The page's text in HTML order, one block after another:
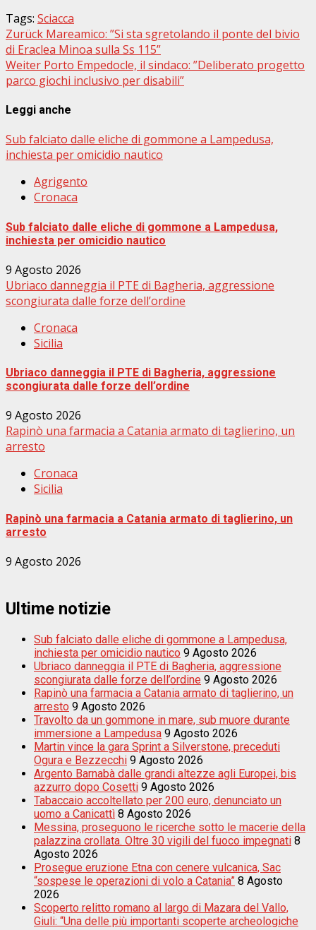
Tags: Sciacca
Beitragsnavigation
Zurück Mareamico: ”Si sta sgretolando il ponte del bivio
di Eraclea Minoa sulla Ss 115”
Weiter Porto Empedocle, il sindaco: ”Deliberato progetto
parco giochi inclusivo per disabili”
Leggi anche
Sub falciato dalle eliche di gommone a Lampedusa,
inchiesta per omicidio nautico
Agrigento
Cronaca
Sub falciato dalle eliche di gommone a Lampedusa,
inchiesta per omicidio nautico
9 Agosto 2026
Ubriaco danneggia il PTE di Bagheria, aggressione
scongiurata dalle forze dell’ordine
Cronaca
Sicilia
Ubriaco danneggia il PTE di Bagheria, aggressione
scongiurata dalle forze dell’ordine
9 Agosto 2026
Rapinò una farmacia a Catania armato di taglierino, un
arresto
Cronaca
Sicilia
Rapinò una farmacia a Catania armato di taglierino, un
arresto
9 Agosto 2026
Ultime notizie
Sub falciato dalle eliche di gommone a Lampedusa,
inchiesta per omicidio nautico 9 Agosto 2026
Ubriaco danneggia il PTE di Bagheria, aggressione
scongiurata dalle forze dell’ordine 9 Agosto 2026
Rapinò una farmacia a Catania armato di taglierino, un
arresto 9 Agosto 2026
Travolto da un gommone in mare, sub muore durante
immersione a Lampedusa 9 Agosto 2026
Martin vince la gara Sprint a Silverstone, preceduti
Ogura e Bezzecchi 9 Agosto 2026
Argento Barnabà dalle grandi altezze agli Europei, bis
azzurro dopo Cosetti 9 Agosto 2026
Tabaccaio accoltellato per 200 euro, denunciato un
uomo a Canicattì 8 Agosto 2026
Messina, proseguono le ricerche sotto le macerie della
palazzina crollata. Oltre 30 vigili del fuoco impegnati 8
Agosto 2026
Prosegue eruzione Etna con cenere vulcanica, Sac
“sospese le operazioni di volo a Catania” 8 Agosto
2026
Scoperto relitto romano al largo di Mazara del Vallo,
Giuli: “Una delle più importanti scoperte archeologiche